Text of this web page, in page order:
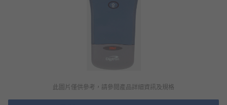
此圖片僅供參考，請參閲產品詳細資訊及規格